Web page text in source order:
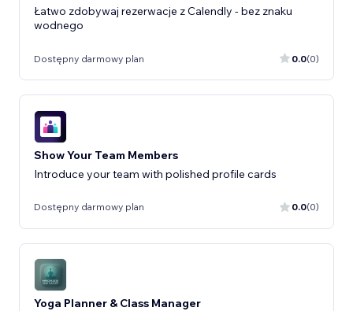
Łatwo zdobywaj rezerwacje z Calendly - bez znaku
wodnego
Dostępny darmowy plan 0.0(0)
Show Your Team Members
Introduce your team with polished profile cards
Dostępny darmowy plan 0.0(0)
Yoga Planner & Class Manager